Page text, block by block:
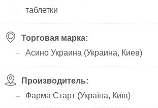
таблетки
Торговая марка:
Асино Украина (Украина, Киев)
Производитель:
Фарма Старт (Україна, Київ)